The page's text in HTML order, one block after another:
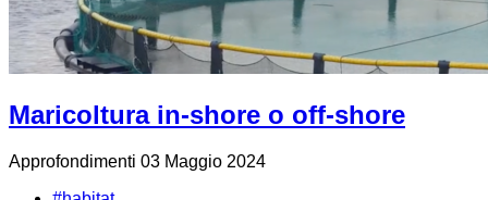
Maricoltura in-shore o off-shore
Approfondimenti 03 Maggio 2024